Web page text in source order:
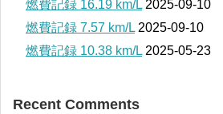
燃費記録 16.19 km/L 2025-09-10
燃費記録 7.57 km/L 2025-09-10
燃費記録 10.38 km/L 2025-05-23
Recent Comments